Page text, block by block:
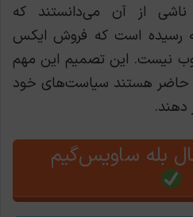
از آن می‌دانستند که
رسیده است که فروش ایکس
نیست. این تصمیم این مهم
حاضر هستند سیاست‌های خود
دهند.
بله ساویس‌گیم